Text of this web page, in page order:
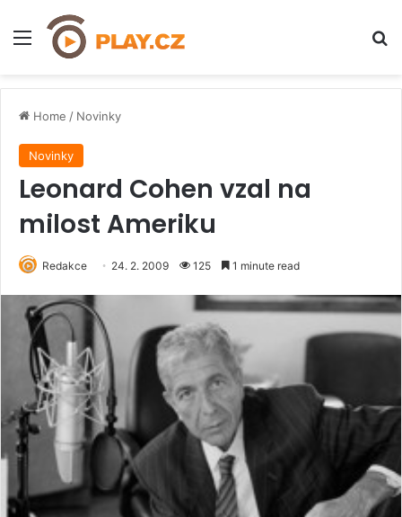
Menu
Home / Novinky
Novinky
Leonard Cohen vzal na
milost Ameriku
Redakce 24. 2. 2009 125 1 minute read